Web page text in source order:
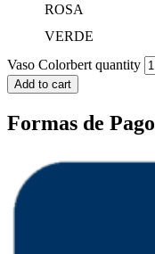
ROSA
VERDE
Vaso Colorbert quantity
Add to cart
Formas de Pago